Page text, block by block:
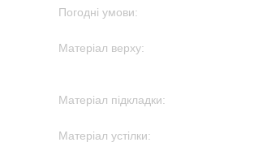
Погодні умови:
Матеріал верху:
Матеріал підкладки:
Матеріал устілки: